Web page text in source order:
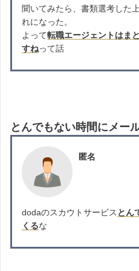
聞いてみたら、書類選考した
れになった。
よって転職エージェントはま
すねって話
とんでもない時間にメー
匿名
dodaのスカウトサービス とん
くるな